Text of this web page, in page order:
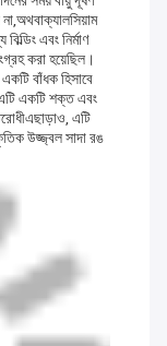
এবং নির্মাণ
করা হয়েছিল।
বাঁধক হিসাবে
একটি শক্ত এবং
এটি
উজ্জ্বল সাদা রঙ